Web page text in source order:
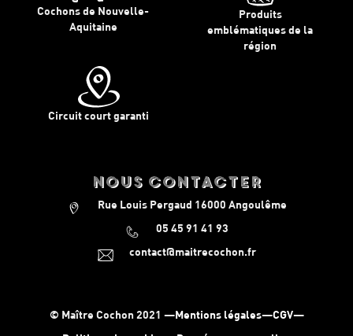
Cochons de Nouvelle-
Aquitaine
Produits
emblématiques de la
région
Circuit court garanti
nous contacter
Rue Louis Pergaud 16000 Angoulême
05 45 91 41 93
contact@maitrecochon.fr
© Maître Cochon 2021 —Mentions légales—CGV—